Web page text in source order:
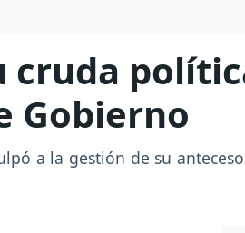
cruda
Gobierno
a la gestión de su